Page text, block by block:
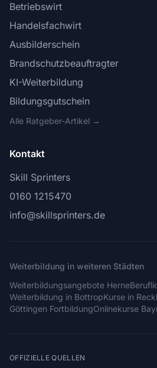
Betriebswirt
Handelsfachwirt
Ausbilderschein
Brandschutzbeauftragter
KI-Weiterbildung
Bildungsgutschein
Alle Ratgeber-Artikel →
Kontakt
Skill Sprinters
0160 1215470
info@skillsprinters.de
Weiterbildung in weiteren Städten
Weiterbildungsangebote Herne
Weiterbildung in BottropKurse in
Göttingen FortbildungOnlinekurse
OFFIZIELLE QUELLEN